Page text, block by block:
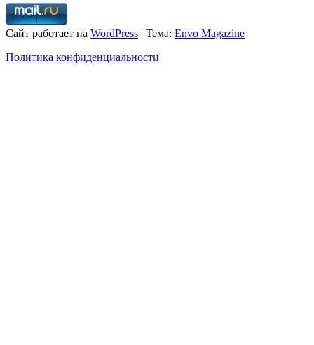
Сайт работает на WordPress | Тема: Envo Magazine
Политика конфиденциальности